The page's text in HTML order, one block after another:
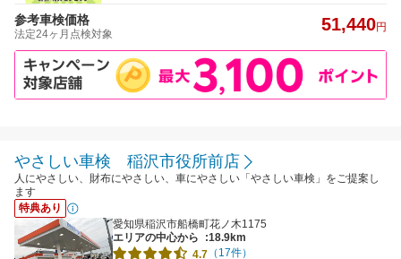
参考車検価格
法定24ヶ月点検対象 51,440円
やさしい車検 稲沢市役所前店
人にやさしい、財布にやさしい、車にやさしい「やさしい車検」をご提案し
ます
特典あり
愛知県稲沢市船橋町花ノ木1175
エリアの中心から
:18.9km
4.7 （17件）